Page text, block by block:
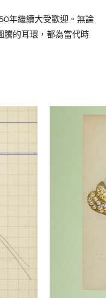
年繼續大受歡迎。無論
騰的耳環，都為當代時